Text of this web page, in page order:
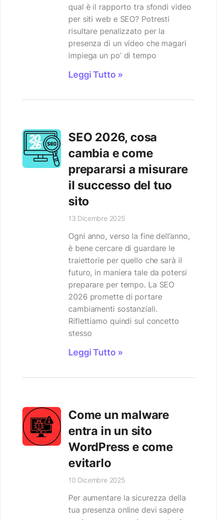
qual è il rapporto tra sfondi video
per siti web e SEO? Potresti
risultare penalizzato per la
presenza di un video che magari
impiega un po’ di tempo
Leggi Tutto »
SEO 2026, cosa
cambia e come
prepararsi a misurare
il successo del tuo
sito
13 Dicembre 2025
Ogni anno, verso la fine dell’anno,
è bene cercare di guardare le
traiettorie per quello che sarà il
futuro, in maniera tale da potersi
preparare per tempo. La SEO
2026 promette di portare
cambiamenti sostanziali.
Riflettiamo quindi sul concetto
stesso
Leggi Tutto »
Come un malware
entra in un sito
WordPress e come
evitarlo
10 Dicembre 2025
Per aumentare la sicurezza della
tua presenza online devi sapere